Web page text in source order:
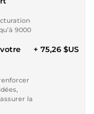
9000
la
+ 75,26 $US